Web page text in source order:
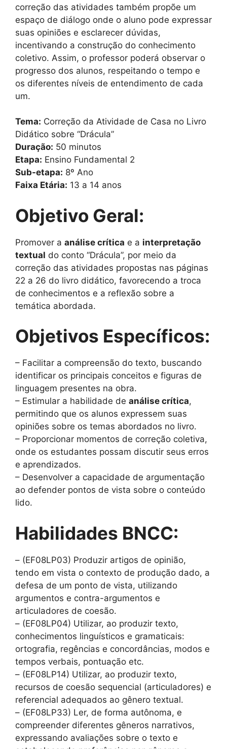
correção das atividades também propõe um
espaço de diálogo onde o aluno pode expressar
suas opiniões e esclarecer dúvidas,
incentivando a construção do conhecimento
coletivo. Assim, o professor poderá observar o
progresso dos alunos, respeitando o tempo e
os diferentes níveis de entendimento de cada
um.
Tema: Correção da Atividade de Casa no Livro
Didático sobre “Drácula”
Duração: 50 minutos
Etapa: Ensino Fundamental 2
Sub-etapa: 8º Ano
Faixa Etária: 13 a 14 anos
Objetivo Geral:
Promover a análise crítica e a interpretação
textual do conto “Drácula”, por meio da
correção das atividades propostas nas páginas
22 a 26 do livro didático, favorecendo a troca
de conhecimentos e a reflexão sobre a
temática abordada.
Objetivos Específicos:
– Facilitar a compreensão do texto, buscando
identificar os principais conceitos e figuras de
linguagem presentes na obra.
– Estimular a habilidade de análise crítica,
permitindo que os alunos expressem suas
opiniões sobre os temas abordados no livro.
– Proporcionar momentos de correção coletiva,
onde os estudantes possam discutir seus erros
e aprendizados.
– Desenvolver a capacidade de argumentação
ao defender pontos de vista sobre o conteúdo
lido.
Habilidades BNCC:
– (EF08LP03) Produzir artigos de opinião,
tendo em vista o contexto de produção dado, a
defesa de um ponto de vista, utilizando
argumentos e contra-argumentos e
articuladores de coesão.
– (EF08LP04) Utilizar, ao produzir texto,
conhecimentos linguísticos e gramaticais:
ortografia, regências e concordâncias, modos e
tempos verbais, pontuação etc.
– (EF08LP14) Utilizar, ao produzir texto,
recursos de coesão sequencial (articuladores) e
referencial adequados ao gênero textual.
– (EF08LP33) Ler, de forma autônoma, e
compreender diferentes gêneros narrativos,
expressando avaliações sobre o texto e